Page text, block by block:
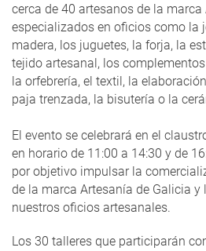
cerca de 40 artesanos de la
especializados en oficios como la
madera, los juguetes, la forja, la
tejido artesanal, los
la orfebrería, el textil, la
paja trenzada, la bisutería o la
El evento se celebrará en el
en horario de 11:00 a 14:30 y de
por objetivo impulsar la
de la marca Artesanía de Galicia
nuestros oficios artesanales.
Los 30 talleres que participarán